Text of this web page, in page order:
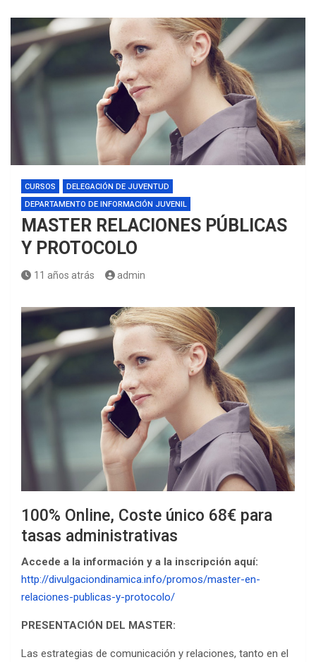
CURSOS
DELEGACIÓN DE JUVENTUD
DEPARTAMENTO DE INFORMACIÓN JUVENIL
MASTER RELACIONES PÚBLICAS
Y PROTOCOLO
11 años atrás admin
100% Online, Coste único 68€ para
tasas administrativas
Accede a la información y a la inscripción aquí:
http://divulgaciondinamica.info/promos/master-en-
relaciones-publicas-y-protocolo/
PRESENTACIÓN DEL MASTER:
Las estrategias de comunicación y relaciones, tanto en el